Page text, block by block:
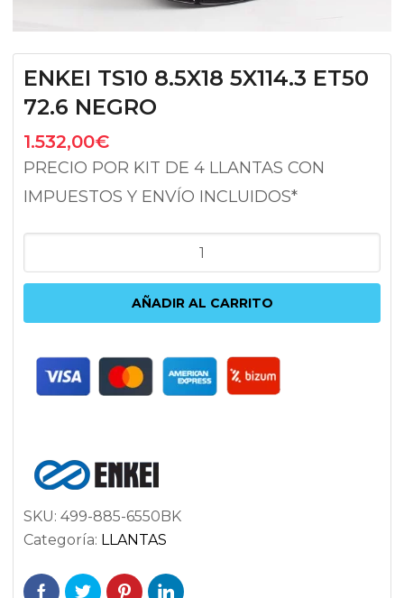
ENKEI TS10 8.5X18 5X114.3 ET50
72.6 NEGRO
1.532,00€
PRECIO POR KIT DE 4 LLANTAS CON
IMPUESTOS Y ENVÍO INCLUIDOS*
TS10
5X114.3
72.6
NEGRO
AÑADIR AL CARRITO
SKU: 499-885-6550BK
Categoría: LLANTAS